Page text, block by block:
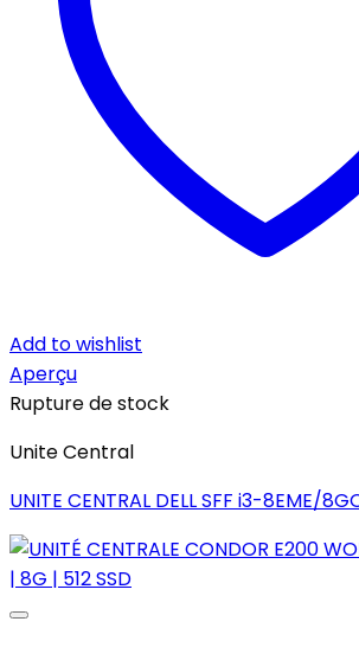
Add to wishlist
Aperçu
Rupture de stock
Unite Central
UNITE CENTRAL DELL SFF i3-8EME/